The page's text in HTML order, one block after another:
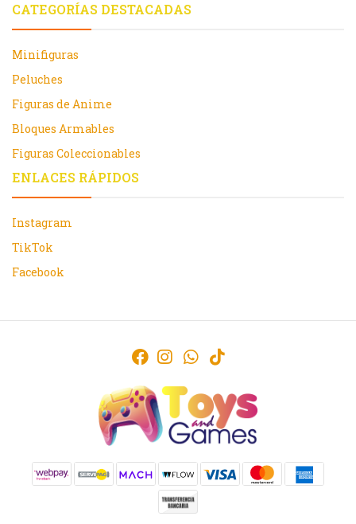
CATEGORÍAS DESTACADAS
Minifiguras
Peluches
Figuras de Anime
Bloques Armables
Figuras Coleccionables
ENLACES RÁPIDOS
Instagram
TikTok
Facebook